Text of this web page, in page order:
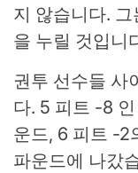
지 않습니다.
을 누릴 것입니
권투 선수들 사
다. 5 피트 -8
운드, 6 피트 -2
파운드에 나갔